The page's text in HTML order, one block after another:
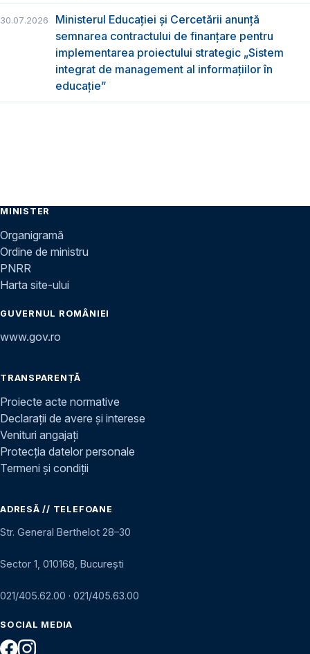
30.07.2026
Ministerul Educației și Cercetării anunță
semnarea contractului de finanțare pentru
implementarea proiectului strategic „Sistem
integrat de management al informațiilor în
educație”
MINISTER
Organigramă
Ordine de ministru
PNRR
Harta site-ului
GUVERNUL ROMÂNIEI
www.gov.ro
TRANSPARENȚĂ
Proiecte acte normative
Declarații de avere și interese
Venituri angajați
Protecția datelor personale
Termeni și condiții
ADRESĂ // TELEFOANE
Str. General Berthelot 28–30
Sector 1, 010168, București
021/405.62.00 · 021/405.63.00
SOCIAL MEDIA